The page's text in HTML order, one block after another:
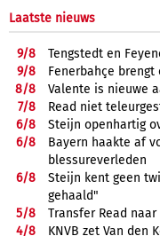
Laatste nieuws
9/8
Tengstedt en
9/8
Fenerbahçe
8/8
Valente is nieuwe
7/8
Read niet
6/8
Steijn openhartig
6/8
Bayern haakte af
blessureverleden
6/8
Steijn kent geen
gehaald"
5/8
Transfer Read naar
4/8
KNVB zet Van den